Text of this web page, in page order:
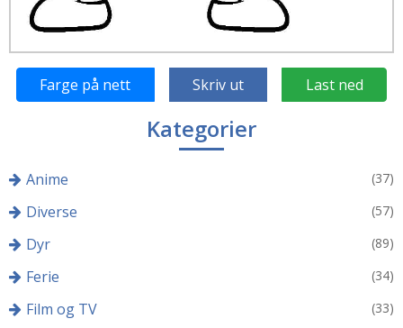
Farge på nett Skriv ut Last ned
Kategorier
Anime (37)
Diverse (57)
Dyr (89)
Ferie (34)
Film og TV (33)